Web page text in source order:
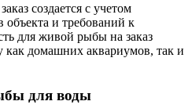
создается с учетом
и требований к
для живой рыбы на заказ
как домашних аквариумов, так и
для воды